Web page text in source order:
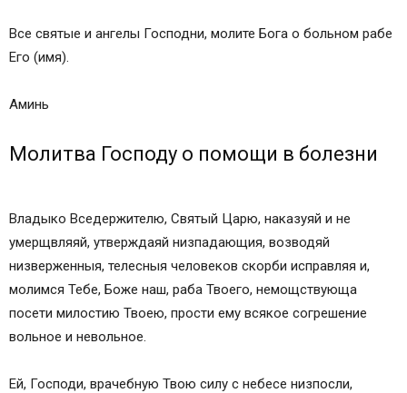
Все святые и ангелы Господни, молите Бога о больном рабе
Его (имя).
Аминь
Молитва Господу о помощи в болезни
Владыко Вседержителю, Святый Царю, наказуяй и не
умерщвляяй, утверждаяй низпадающия, возводяй
низверженныя, телесныя человеков скорби исправляя и,
молимся Тебе, Боже наш, раба Твоего, немощствующа
посети милостию Твоею, прости ему всякое согрешение
вольное и невольное.
Ей, Господи, врачебную Твою силу с небесе низпосли,